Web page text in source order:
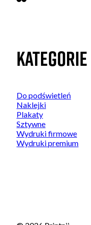
Kategorie
Do podświetleń
Naklejki
Plakaty
Sztywne
Wydruki firmowe
Wydruki premium